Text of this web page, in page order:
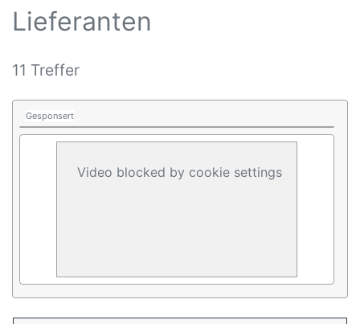
Lieferanten
11 Treffer
Gesponsert
Video blocked by cookie settings